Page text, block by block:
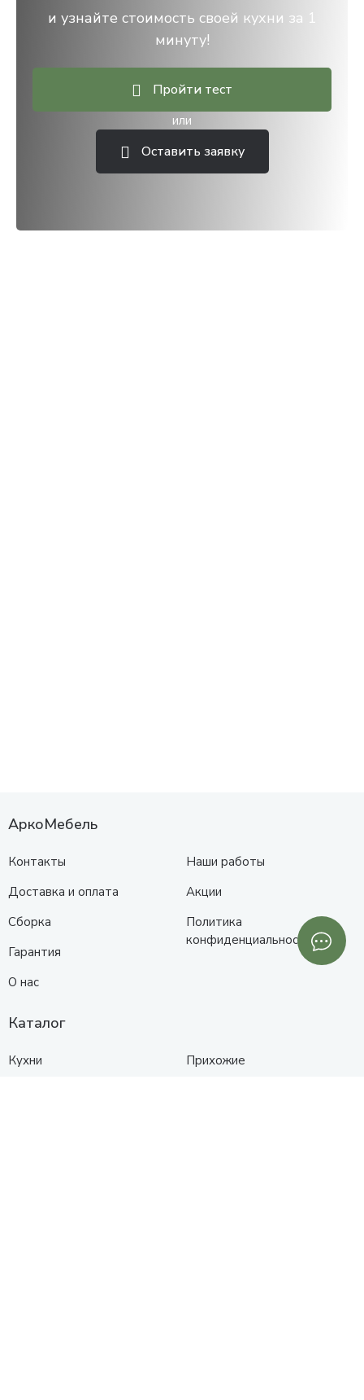
и узнайте стоимость своей кухни за 1
минуту!
Пройти тест
или
Оставить заявку
АркоМебель
Контакты
Доставка и оплата
Сборка
Гарантия
О нас
Наши работы
Акции
Политика
конфиденциальности
Каталог
Кухни
Прихожие